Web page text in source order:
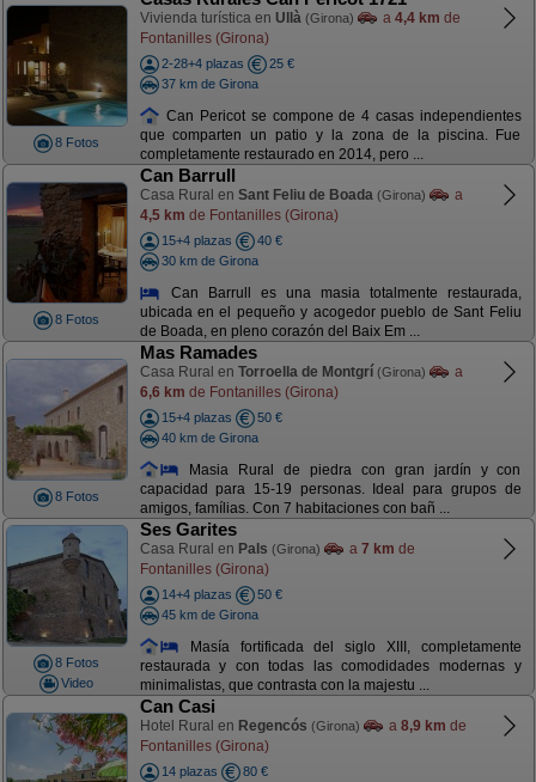
8 Fotos
Vivienda turística en Ullà (Girona) a 4,4 km de
Fontanilles (Girona)
2-28+4 plazas
25 €
37 km de Girona
Can Pericot se compone de 4 casas independientes
que comparten un patio y la zona de la piscina. Fue
completamente restaurado en 2014, pero ...
8 Fotos
Can Barrull
Casa Rural en Sant Feliu de Boada (Girona)
a
4,5 km de Fontanilles (Girona)
15+4 plazas
40 €
30 km de Girona
Can Barrull es una masia totalmente restaurada,
ubicada en el pequeño y acogedor pueblo de Sant Feliu
de Boada, en pleno corazón del Baix Em ...
8 Fotos
Mas Ramades
Casa Rural en Torroella de Montgrí (Girona)
a
6,6 km de Fontanilles (Girona)
15+4 plazas
50 €
40 km de Girona
Masia Rural de piedra con gran jardín y con
capacidad para 15-19 personas. Ideal para grupos de
amigos, famílias. Con 7 habitaciones con bañ ...
8 Fotos
Video
Ses Garites
Casa Rural en Pals (Girona) a 7 km de
Fontanilles (Girona)
14+4 plazas
50 €
45 km de Girona
Masía fortificada del siglo XIII, completamente
restaurada y con todas las comodidades modernas y
minimalistas, que contrasta con la majestu ...
Can Casi
Hotel Rural en Regencós (Girona) a 8,9 km de
Fontanilles (Girona)
14 plazas
80 €